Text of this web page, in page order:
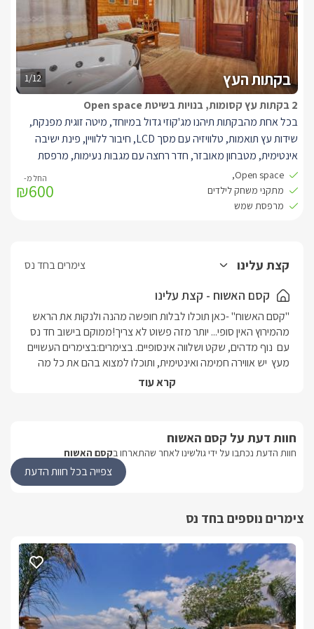
1/12 בקתות העץ
2 בקתות עץ קסומות, בנויות בשיטת Open space
בכל אחת מהבקתות תיהנו מג'קוזי גדול במיוחד, מיטה זוגית מפנקת,
שידות עץ תואמות, טלוויזיה עם מסך LCD, חיבור ללוויין, פינת ישיבה
אינטימית, מטבחון מאובזר, חדר רחצה עם מגבות נעימות, מרפסת
שמש כיפית ומתחם חוץ מלא מדשאות ומתקני משחק לילדים.
Open space,
מתקני משחק לילדים
מרפסת שמש
₪600
להשקיף אל הכנרת והרי הסביבה.
קצת עלינו צימרים בחד נס
קסם האשוח - קצת עלינו
המרהיב של איזור רמת הגולן, תוכלו ליהנות גם מחצר רחבת ידיים
למשל), כסאות נוח וערסל. בקרבת הצימרים שלל אטרקציות
איכותיים, פארק ירדן, בריכת המשושים, חופי הכנרת ועוד.
מתחם החוץ
ברחבת החוץ של המתחם, משותפת לארבעת יחידות האירוח תיהנו
ממדשאה ירוקה רחבת ידיים, בה פינת ברביקיו, משחקים פזורים
קרא עוד
חוות דעת על קסם האשוח
חוות הדעת נכתבו על ידי גולשינו לאחר שהתארחו בקסם האשוח
צפייה בכל חוות הדעת
צימרים נוספים בחד נס